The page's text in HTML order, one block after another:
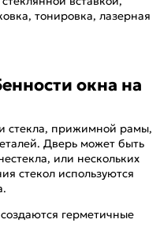
тонировка, лазерная
окна на
стекла, прижимной рамы,
Дверь может быть
или нескольких
стекол используются
герметичные